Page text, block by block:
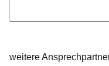
weitere